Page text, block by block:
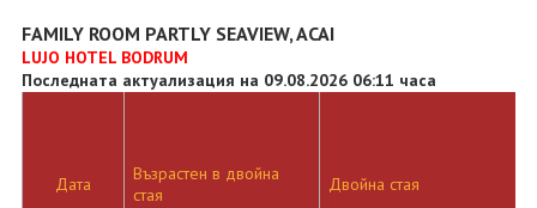
FAMILY ROOM PARTLY SEAVIEW, ACAI
LUJO HOTEL BODRUM
Последната актуализация на 09.08.2026 06:11 часа
Дата
Възрастен в двойна
стая
Двойна стая